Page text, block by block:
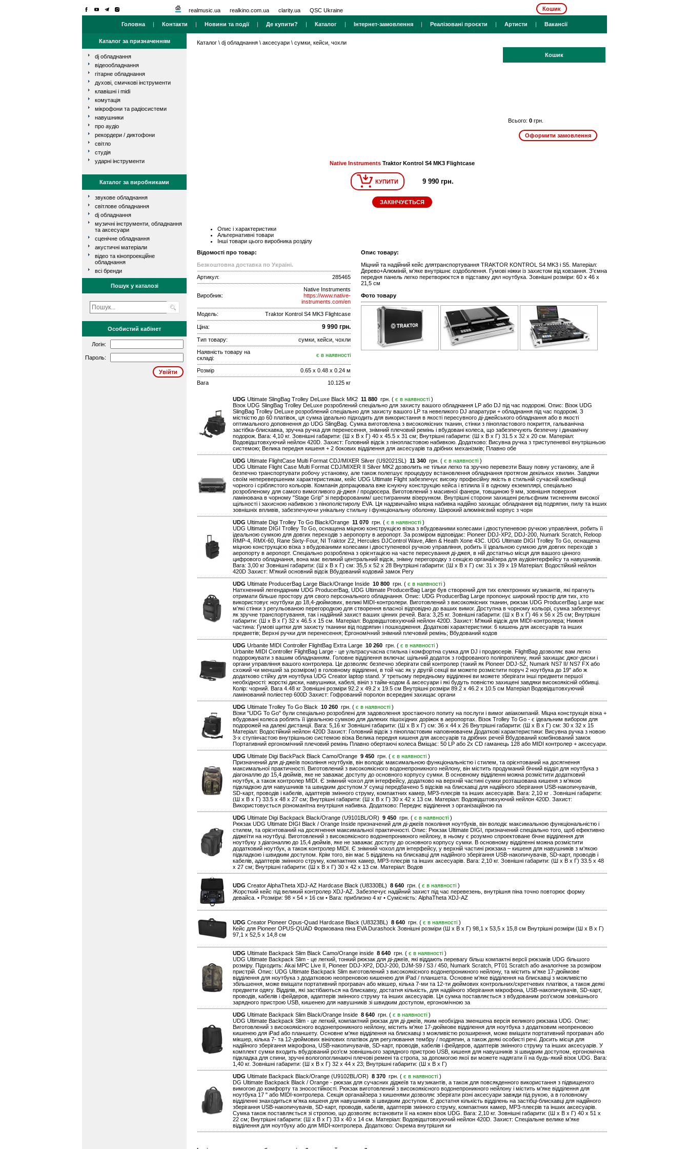
realmusic.ua realkino.com.ua clarity.ua QSC Ukraine Кошик
Головна | Контакти | Новини та події| Де купити? | Каталог | Інтернет-замовлення | Реалізовані проєкти | Артисти | Вакансії
Каталог за призначенням
dj обладнання
відеообладнання
гітарне обладнання
духові, смичкові інструменти
клавішні і midi
комутація
мікрофони та радіосистеми
навушники
про аудіо
рекордери / диктофони
світло
студія
ударні інструменти
Каталог за виробниками
звукове обладнання
світлове обладнання
dj обладнання
музичні інструменти, обладнання
та аксесуари
сценічне обладнання
акустичні матеріали
відео та кінопроекційне
обладнання
всі бренди
Пошук у каталозі
Особистий кабінет
Логін:
Пароль:
Каталог \ dj обладнання \ аксесуари \ сумки, кейси, чохли
Кошик
Всього: 0 грн.
Native InstrumentsTraktor Kontrol S4 MK3 Flightcase
КУПИТИ 9 990 грн.
ЗАКІНЧУЄТЬСЯ
Опис і характеристики
Альтернативні товари
Інші товари цього виробника розділу
Відомості про товар:
Безкоштовна доставка по Україні.
Артикул:
285465
Виробник:
Native Instruments
https://www.native-
instruments.com/en
Модель:
Traktor Kontrol S4 MK3 Flightcase
Ціна: 9 990 грн.
Тип товару:
сумки, кейси, чохли
Наявність товару на
складі:
є в наявності
Розмір
0.65 x 0.48 x 0.24 м
Вага
10.125 кг
Опис товару:
Міцний та надійний кейс длятранспортування TRAKTOR KONTROL S4 MK3 і S5. Матеріал:
Дерево+Алюміній, м'яке внутрішнє оздоболення. Гумові ніжки із захистом від ковзання. З'ємна
передня панель легко перетворюєтся в підставку дял ноутбука. Зовнішні розміри: 60 x 46 x
21,5 см
Фото товару
UDG Ultimate SlingBag Trolley DeLuxe Black MK2 11 880 грн. ( є в наявності )
Візок UDG SlingBag Trolley DeLuxe розроблений спеціально для захисту вашого обладнання LP або DJ під час подорожі. Опис: Візок UDG
SlingBag Trolley DeLuxe розроблений спеціально для захисту вашого LP та невеликого DJ апаратури + обладнання під час подорожі. З
місткістю до 60 платівок, ця сумка ідеально підходить для використання в якості пересувного ді-джейського обладнання або в якості
оптимального доповнення до UDG SlingBag. Сумка виготовлена з високоякісних тканин, стінки з пінопластового покриття, гальванічна
застібка-блискавка, зручна ручка для перенесення, знімний плечовий ремінь і вбудовані колеса, що забезпечують безпечну і динамічну
подорож. Вага: 4,10 кг. Зовнішні габарити: (Ш х В х Г) 40 x 45.5 x 31 см; Внутрішні габарити: (Ш х В х Г) 31.5 x 32 x 20 см. Матеріал:
Водовідштовхуючий нейлон 420D. Захист: Головний відсік з пінопластовою набивкою. Додатково: Висувна ручка з триступеневої внутрішньою
системою; Велика передня кишеня + 2 бокових відділення для аксесуарів та дрібних механізмів; Плавно обе
UDG Ultimate FlightCase Multi Format CDJ/MIXER Silver (U92021SL) 11 340 грн. ( є в наявності )
UDG Ultimate Flight Case Multi Format CDJ/MIXER II Silver MK2 дозволить не тільки легко та зручно перевезти Вашу повну установку, але й
безпечно транспортувати робочу установку, але також полегшує процедуру встановлення обладнання протягом декількох хвилин. Завдяки
своїм неперевершеним характеристикам, кейс UDG Ultimate Flight забезпечує високу професійну якість в стильній сучасній комбінації
чорного і сріблястого кольорів. Компанія допрацювала вже існуючу конструкцію кейса і втілила її в одному екземплярі, спеціально
розробленому для самого вимогливого ді-джея / продюсера. Виготовлений з масивної фанери, товщиною 9 мм, зовнішня поверхня
ламінована в чорному "Stage Grip" зі перфорованим/ шестигранним візерунком. Внутрішні сторони захищені рельєфним тисненням високої
щільності і захисною набивкою з пінополістиролу EVA. Ця надзвичайно міцна набивка надійно захищає обладнання від подряпин, пилу та інших
зовнішніх впливів, забезпечуючи унікальну стильну і функціональну оболонку. Широкий алюмінієвий корпус з чорн
UDG Ultimate Digi Trolley To Go Black/Orange 11 070 грн. ( є в наявності )
UDG Ultimate DIGI Trolley To Go, оснащена міцною конструкцією візка з вбудованими колесами і двоступеневою ручкою управління, робить її
ідеальною сумкою для довгих переходів з аеропорту в аеропорт. За розміром відповідає: Pioneer DDJ-XP2, DDJ-200, Numark Scratch, Reloop
RMP-4, RMX-60, Rane Sixty-Four, NI Traktor Z2, Hercules DJControl Wave, Allen & Heath Xone 43C. UDG Ultimate DIGI Trolley To Go, оснащена
міцною конструкцією візка з вбудованими колесами і двоступеневої ручкою управління, робить її ідеальною сумкою для довгих переходів з
аеропорту в аеропорт. Спеціально розроблена з орієнтацією на часте пересування ді-джея, в ній достатньо місця для вашого цінного
цифрового обладнання, вона має великий центральний відсік, знімну перегородку з секцією органайзера для аудіоінтерфейсу та навушників.
Вага: 3,00 кг Зовнішні габарити: (Ш х В х Г) см: 35,5 x 52 x 28 Внутрішні габарити: (Ш х В х Г) см: 31 х 39 х 19 Матеріал: Водостійкий нейлон
420D Захист: М'який основний відсік Вбудований кодовий замок Регу
UDG Ultimate ProducerBag Large Black/Orange Inside 10 800 грн. ( є в наявності )
Натхненний легендарним UDG ProducerBag, UDG Ultimate ProducerBag Large був створений для тих електронних музикантів, які прагнуть
отримати більше простору для свого персонального обладнання. Опис: UDG ProducerBag Large пропонує широкий простір для тих, хто
використовує ноутбуки до 18,4-дюймових, великі MIDI-контролери. Виготовлений з високоякісних тканин, рюкзак UDG ProducerBag Large має
м'які стінки з регульованою перегородкою для створення власної відповідно до ваших вимог. Доступна в чорному кольорі, сумка забезпечує
як зручне транспортування, так і надійний захист ваших цінних речей. Вага: 3,25 кг. Зовнішні габарити: (Ш х В х Г) 46 x 56 x 25 см; Внутрішні
габарити: (Ш х В х Г) 32 x 46.5 x 15 см. Матеріал: Водовідштовхуючий нейлон 420D. Захист: М'який відсік для MIDI-контролера; Нижня
частина: Гумові щитки для захисту тканини від подряпин і пошкодження. Додаткові характеристики: 6 кишень для аксесуарів та інших
предметів; Верхні ручки для перенесення; Ергономічний знімний плечовий ремінь; Вбудований кодов
UDG Urbanite MIDI Controller FlightBag Extra Large 10 260 грн. ( є в наявності )
Urbanite MIDI Controller FlightBag Large - це ультрасучасна стильна і комфортна сумка для DJ і продюсерів. FlightBag дозволяє вам легко
подорожувати з вашим обладнанням. Головне відділення включає щільний додаток з гофрованого поліпропілену, який захищає джог-диски і
органи управління вашого контролера. Це дозволяє безпечно зберігати свій контролер (такий як Pioneer DDJ-SZ, Numark NS7 II/ NS7 FX або
схожий чи менший за розміром) в головному відділенні, в той час як у другій секції ви можете розмістити поруч 2 ноутбука до 19" або ж
додатково стійку для ноутбука UDG Creator laptop stand. У третьому передньому відділенні ви можете зберігати інші предмети першої
необхідності: жорсткі диски, навушники, кабелі, вініл з тайм-кодом & аксесуари і які будуть повністю захищені завдяки високоякісній оббивці.
Колір: чорний. Вага 4.48 кг Зовнішні розміри 92.2 x 49.2 x 19.5 см Внутрішні розміри 89.2 x 46.2 x 10.5 см Матеріал Водовідштовхуючий
ламінований поліестер 600D Захист: Гофрований поролон всередині захищає органи
UDG Ultimate Trolley To Go Black 10 260 грн. ( є в наявності )
Візки "UDG To Go" були спеціально розроблені для задоволення зростаючого попиту на послуги і вимог авіакомпаній. Міцна конструкція візка +
вбудовані колеса роблять її ідеальною сумкою для далеких пішохідних доріжок в аеропортах. Візок Trolley To Go - є ідеальним вибором для
подорожей на далекі дистанції. Вага: 5,16 кг Зовнішні габарити: (Ш х В х Г) см: 36 x 44 x 26 Внутрішні габарити: (Ш х В х Г) см: 30 x 32 x 15
Матеріал: Водостійкий нейлон 420D Захист: Головний відсік з пінопластовим наповнювачем Додаткові характеристики: Висувна ручка з новою
3-х ступінчастою внутрішньою системою візка Велика передня кишеня для аксесуарів та дрібних речей Вбудований комбінований замок
Портативний ергономічний плечовий ремінь Плавно обертаючі колеса Вміщає: 50 LP або 2x CD гаманець 128 або MIDI контролер + аксесуари.
UDG Ultimate Digi BackPack Black Camo/Orange 9 450 грн. ( є в наявності )
Призначений для ді-джеїв покоління ноутбуків, він володіє максимальною функціональністю і стилем, та орієнтований на досягнення
максимальної практичності. Виготовлений з високоякісного водонепроникного нейлону, він містить продуманий бічний відділ для ноутбука з
діагоналлю до 15,4 дюймів, яке не заважає доступу до основного корпусу сумки. В основному відділенні можна розмістити додатковий
ноутбук, а також контролер MIDI. Є знімний чохол для інтерфейсу, додатково на верхній частині сумки розташована кишеня з м'якою
підкладкою для навушників та швидким доступом.У сумці передбачено 5 відсіків на блискавці для надійного зберігання USB-накопичувачів,
SD-карт, проводів і кабелів, адаптерів змінного струму, компактних камер, MP3-плеєрів та інших аксесуарів. Вага: 2,10 кг . Зовнішні габарити:
(Ш х В х Г) 33.5 x 48 x 27 см; Внутрішні габарити: (Ш х В х Г) 30 x 42 x 13 см. Матеріал: Водовідштовхуючий нейлон 420D. Захист:
Використовується різноманітна внутрішня набивка. Додатково: Переднє відділення з організаційною па
UDG Ultimate Digi Backpack Black/Orange (U9101BL/OR) 9 450 грн. ( є в наявності )
Рюкзак UDG Ultimate DIGI Black / Orange Inside призначений для ді-джеїв покоління ноутбуків, він володіє максимальною функціональністю і
стилем, та орієнтований на досягнення максимальної практичності. Опис: Рюкзак Ultimate DIGI, призначений спеціально того, щоб ефективно
діджеїти на ноутбуці. Виготовлений з високоякісного водонепроникного нейлону, в ньому є розумно спроектоване бічне відділення для
ноутбуку з діагоналлю до 15,4 дюймів, яке не заважає доступу до основного корпусу сумки. В основному відділенні можна розмістити
додатковий ноутбук, а також контролер MIDI. Є знімний чохол для інтерфейсу, у верхній частині рюкзака – кишеня для навушників з м'якою
підкладкою і швидким доступом. Крім того, він має 5 відділень на блискавці для надійного зберігання USB-накопичувачів, SD-карт, проводів і
кабелів, адаптерів змінного струму, компактних камер, MP3-плеєрів та інших аксесуарів. Вага: 2,10 кг. Зовнішні габарити: (Ш х В х Г) 33.5 x 48
x 27 см; Внутрішні габарити: (Ш х В х Г) 30 x 42 x 13 см. Матеріал: Водов
UDG Creator AlphaTheta XDJ-AZ Hardcase Black (U8330BL) 8 640 грн. ( є в наявності )
Жорсткий кейс під великий контролер XDJ-AZ. Забезпечує надійний захист під час перевезень, внутрішня піна точно повторює форму
девайса. • Розміри: 98 × 54 × 16 см • Вага: приблизно 4 кг • Сумісність: AlphaTheta XDJ-AZ
UDG Creator Pioneer Opus-Quad Hardcase Black (U8323BL) 8 640 грн. ( є в наявності )
Кейс для Pioneer OPUS-QUAD Формована піна EVA Durashock Зовнішні розміри (Ш x В x Г) 98,1 x 53,5 x 15,8 см Внутрішні розміри (Ш x В x Г)
97,1 x 52,5 x 14,8 см
UDG Ultimate Backpack Slim Black Camo/Orange inside 8 640 грн. ( є в наявності )
UDG Ultimate Backpack Slim - це легкий, тонкий рюкзак для ді-джеїв, які віддають перевагу більш компактні версії рюкзаків UDG більшого
розміру. Підходить: Akai MPC Live II, Pioneer DDJ-XP2, DDJ-200, DJM-S9 / S3 / 450, Numark Scratch, PT01 Scratch або аналогічне за розміром
пристрій. Опис: UDG Ultimate Backpack Slim виготовлений з високоякісного водонепроникного нейлону, та містить м'яке 17-дюймове
відділення для ноутбука з додатковою неопреновою кишенею для iPad / планшета. Основне м'яке відділення на блискавці з можливістю
збільшення, може вміщати портативний програвач або мікшер, кілька 7-ми та 12-ти дюймових контрольних/скретчевих платівок, а також деякі
предмети одягу. Відділів, які застібаються на блискавку, достатня кількість, для надійного зберігання мікрофона, USB-накопичувачів, SD-карт,
проводів, кабелів і фейдеров, адаптерів змінного струму та інших аксесуарів. Ця сумка поставляється з вбудованим роз'ємом зовнішнього
зарядного пристрою USB, кишенею для навушників зі швидким доступом, ергономічною за
UDG Ultimate Backpack Slim Black/Orange Inside 8 640 грн. ( є в наявності )
UDG Ultimate Backpack Slim - це легкий, компактний рюкзак для ді-джеїв, яким необхідна зменшена версія великого рюкзака UDG. Опис:
Виготовлений з високоякісного водонепроникного нейлону, містить м'яке 17-дюймове відділення для ноутбука з додатковим неопреновою
кишенею для iPad або планшету. Основне м'яке відділення на блискавці з можливістю розширення, може вміщати портативний програвач або
мікшер, кілька 7- та 12-дюймових вінілових платівок для регулювання тембру / подряпин, а також деякі особисті речі. Досить місця для
надійного зберігання мікрофона, USB-накопичувачів, SD-карт, проводів, кабелів і фейдеров, адаптерів змінного струму та інших аксесуарів. У
комплект сумки входить вбудований роз'єм зовнішнього зарядного пристрою USB, кишеня для навушників зі швидким доступом, ергономічна
підкладка для спини, зручні вологопоглинаючі плечові ремені та стропа, за допомогою якої ви можете надягати її на будь-який візок UDG. Вага:
1,40 кг. Зовнішні габарити: (Ш х В х Г) 32 x 44 x 23; Внутрішні габарити: (Ш х В х Г)
UDG Ultimate Backpack Black/Orange (U9102BL/OR) 8 370 грн. ( є в наявності )
DG Ultimate Backpack Black / Orange - рюкзак для сучасних діджеїв та музикантів, а також для повсякденного використання з підвищеного
вимогою до комфорту та зносостійкості. Рюкзак виготовлений з високоякісного водонепроникного нейлону і містить м'яке відділення для
ноутбука 17 " або MIDI-контролера. Секція органайзера з кишенями дозволяє зберігати різні аксесуари завжди під рукою, а в головному
відділенні знаходиться м'яка кишеня для навушників зі швидким доступом. Є достатня кількість відділень на застібці-блискавці для надійного
зберігання USB-накопичувачів, SD-карт, проводів, кабелів, адаптерів змінного струму, компактних камер, MP3-плеєрів та інших аксесуарів.
Сумка також поставляється зі стропою, що дозволяє встановити її на кожен візок UDG. Вага: 2,10 кг. Зовнішні габарити: (Ш х В х Г) 40 x 51 x
22 см; Внутрішні габарити: (Ш х В х Г) 33 x 40 x 14 см. Матеріал: Водовідштовхуючий нейлон 420D. Захист: Спеціальне велике м'яке
відділення для ноутбуку або для MIDI-контролера. Додатково: Окрема внутрішня ки